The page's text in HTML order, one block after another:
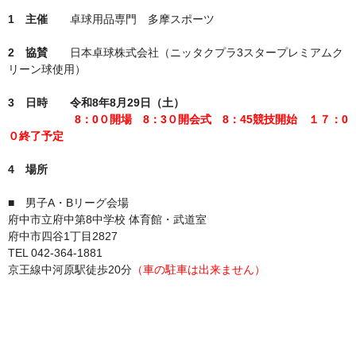
1 主催 卓球用品専門 多摩スポーツ
2 協賛 日本卓球株式会社（ニッタクプラ3スタープレミアムク
リーン球使用）
3 日時
令和8年8月29日（土）
8：0０開場
8：3０開会式 8：45競技開始
１７：0
０終了予定
4 場所
■ 男子A・Bリーグ会場
府中市立府中第8中学校 体育館・武道室
府中市四谷1丁目2827
TEL 042-364-1881
京王線中河原駅徒歩20分 （車の駐車は出来ません）